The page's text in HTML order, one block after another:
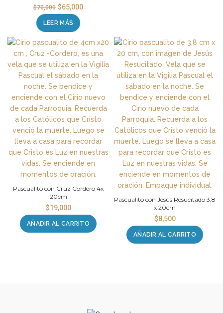
$70,000 $65,000
LEER MÁS
Pascualito con Cruz Cordero 4x
20cm
$19,000
AÑADIR AL CARRITO
Pascualito con Jesús Resucitado 3,8
x 20cm
$8,500
AÑADIR AL CARRITO